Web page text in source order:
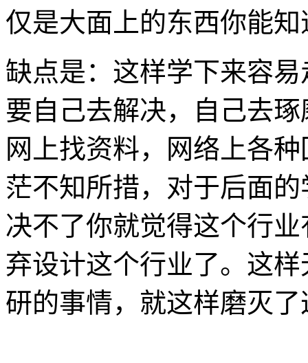
仅是大面上的东西你能
缺点是：这样学下来容
要自己去解决，自己去
网上找资料，网络上各
茫不知所措，对于后面
决不了你就觉得这个行
弃设计这个行业了。这
研的事情，就这样磨灭